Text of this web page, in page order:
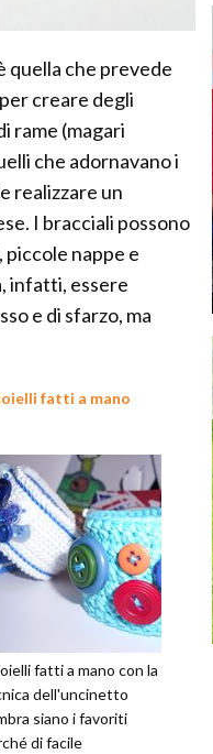
quella che prevede
creare degli
rame (magari
che adornavano i
realizzare un
I bracciali possono
nappe e
infatti, essere
e di sfarzo, ma
fatti a mano
fatti a mano con la
dell'uncinetto
siano i favoriti
di facile